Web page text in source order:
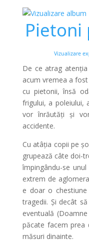
Pietoni
Vizualizare
De ce atrag
acum vremea a
cu pietonii, însă
frigului, a poleiului,
vor înrăutăți și
accidente.
Cu atâția copii pe
grupează câte doi-
împingându-se
extrem de
e doar o
tragedii. Și decât
eventuală
păcate facem prea
măsuri dinainte.